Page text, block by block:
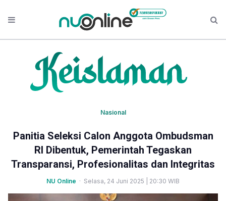
Nasional
Panitia Seleksi Calon Anggota Ombudsman
RI Dibentuk, Pemerintah Tegaskan
Transparansi, Profesionalitas dan Integritas
NU Online · Selasa, 24 Juni 2025 | 20:30 WIB